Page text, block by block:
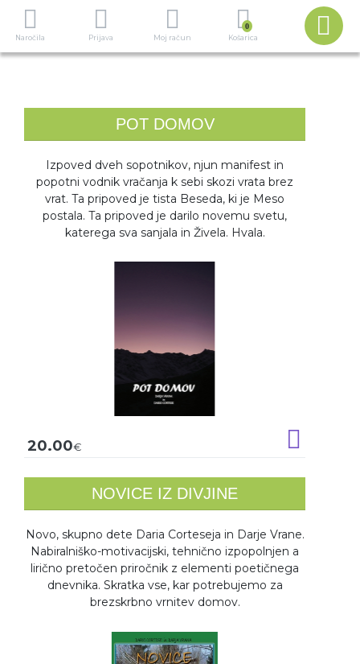
Naročila Prijava Moj račun
0
Košarica
Izbira
POT DOMOV
Izpoved dveh sopotnikov, njun manifest in
popotni vodnik vračanja k sebi skozi vrata brez
vrat. Ta pripoved je tista Beseda, ki je Meso
postala. Ta pripoved je darilo novemu svetu,
katerega sva sanjala in Živela. Hvala.
20.00€
NOVICE IZ DIVJINE
Novo, skupno dete Daria Corteseja in Darje Vrane.
Nabiralniško-motivacijski, tehnično izpopolnjen a
lirično pretočen priročnik z elementi poetičnega
dnevnika. Skratka vse, kar potrebujemo za
brezskrbno vrnitev domov.